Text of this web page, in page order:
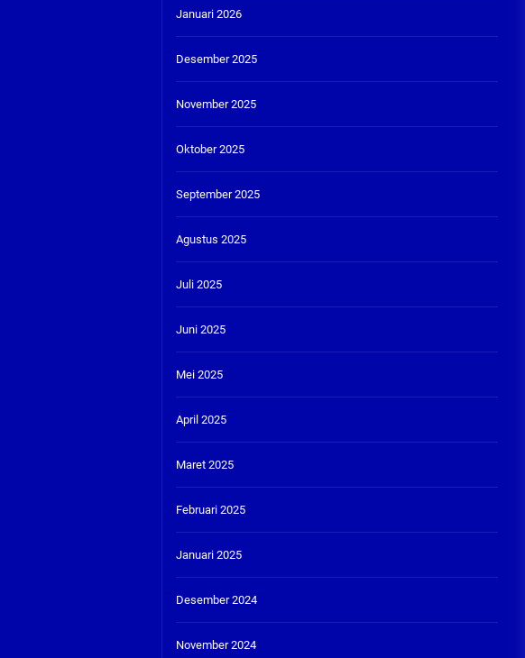
Januari 2026
Desember 2025
November 2025
Oktober 2025
September 2025
Agustus 2025
Juli 2025
Juni 2025
Mei 2025
April 2025
Maret 2025
Februari 2025
Januari 2025
Desember 2024
November 2024